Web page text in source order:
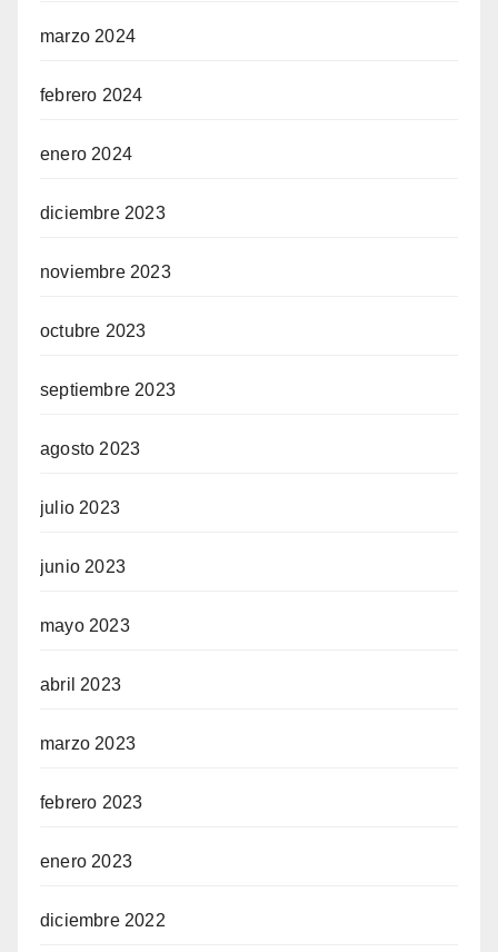
marzo 2024
febrero 2024
enero 2024
diciembre 2023
noviembre 2023
octubre 2023
septiembre 2023
agosto 2023
julio 2023
junio 2023
mayo 2023
abril 2023
marzo 2023
febrero 2023
enero 2023
diciembre 2022